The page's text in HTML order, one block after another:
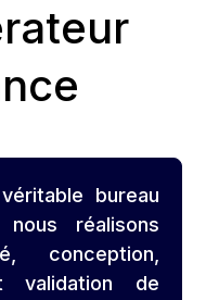
bureau
réalisons
conception,
validation de